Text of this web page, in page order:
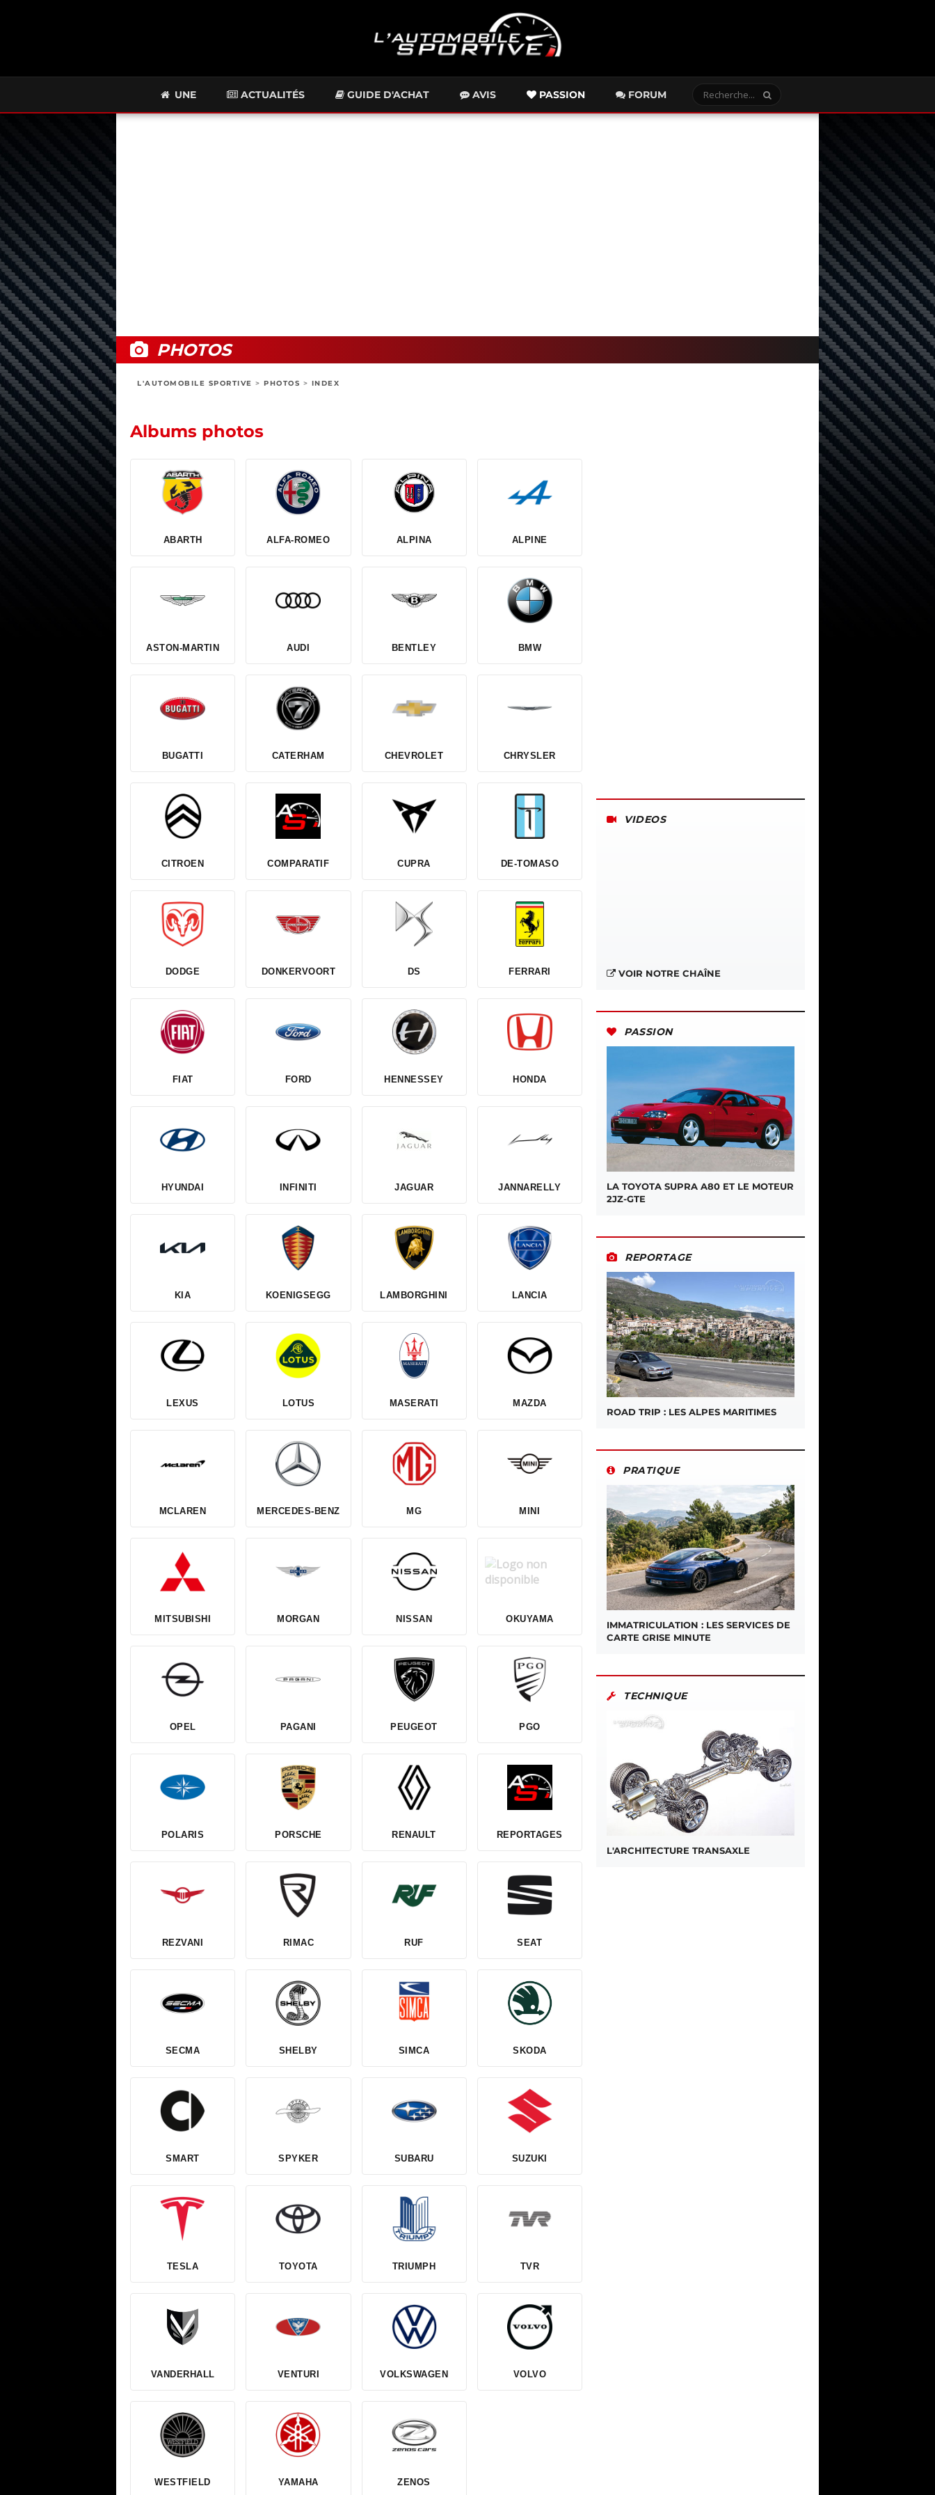
UNE ACTUALITÉS GUIDE D'ACHAT AVIS PASSION FORUM
PHOTOS
L'AUTOMOBILE SPORTIVE > PHOTOS > INDEX
Albums photos
ABARTH ALFA-ROMEO ALPINA ALPINE
ASTON-MARTIN AUDI BENTLEY BMW
BUGATTI CATERHAM CHEVROLET CHRYSLER
CITROEN COMPARATIF CUPRA DE-TOMASO
DODGE DONKERVOORT DS FERRARI
FIAT FORD HENNESSEY HONDA
HYUNDAI INFINITI JAGUAR JANNARELLY
KIA KOENIGSEGG LAMBORGHINI LANCIA
LEXUS LOTUS MASERATI MAZDA
MCLAREN MERCEDES-BENZ MG MINI
MITSUBISHI MORGAN NISSAN OKUYAMA
OPEL PAGANI PEUGEOT PGO
POLARIS PORSCHE RENAULT REPORTAGES
REZVANI RIMAC RUF SEAT
SECMA SHELBY SIMCA SKODA
SMART SPYKER SUBARU SUZUKI
TESLA TOYOTA TRIUMPH TVR
VANDERHALL VENTURI VOLKSWAGEN VOLVO
WESTFIELD YAMAHA ZENOS
VIDEOS
VOIR NOTRE CHAÎNE
PASSION
LA TOYOTA SUPRA A80 ET LE MOTEUR
2JZ-GTE
REPORTAGE
ROAD TRIP : LES ALPES MARITIMES
PRATIQUE
IMMATRICULATION : LES SERVICES DE
CARTE GRISE MINUTE
TECHNIQUE
L'ARCHITECTURE TRANSAXLE